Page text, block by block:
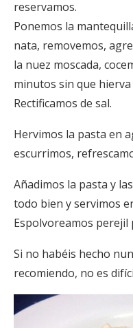
reservamos.
Ponemos la
nata, removemos,
la nuez moscada,
minutos sin que
Rectificamos de sal.
Hervimos la pasta en
escurrimos,
Añadimos la pasta y
todo bien y servimos
Espolvoreamos perejil
Si no habéis hecho
recomiendo, no es